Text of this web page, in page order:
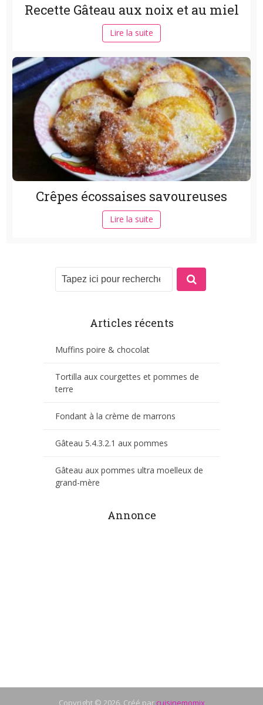
Recette Gâteau aux noix et au miel
Lire la suite
Crêpes écossaises savoureuses
Lire la suite
Articles récents
Muffins poire & chocolat
Tortilla aux courgettes et pommes de
terre
Fondant à la crème de marrons
Gâteau 5.4.3.2.1 aux pommes
Gâteau aux pommes ultra moelleux de
grand-mère
Annonce
Copyright © 2026. Créé par cuisinemomix